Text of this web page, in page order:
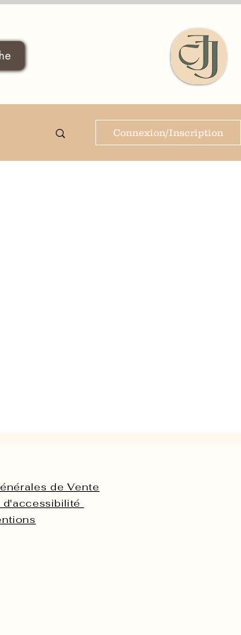
Connexion/Inscription
de Vente
d'accessibilité